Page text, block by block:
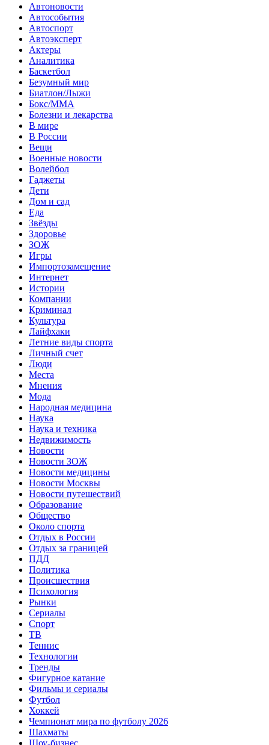
Автоновости
Автособытия
Автоспорт
Автоэксперт
Актеры
Аналитика
Баскетбол
Безумный мир
Биатлон/Лыжи
Бокс/MMA
Болезни и лекарства
В мире
В России
Вещи
Военные новости
Волейбол
Гаджеты
Дети
Дом и сад
Еда
Звёзды
Здоровье
ЗОЖ
Игры
Импортозамещение
Интернет
Истории
Компании
Криминал
Культура
Лайфхаки
Летние виды спорта
Личный счет
Люди
Места
Мнения
Мода
Народная медицина
Наука
Наука и техника
Недвижимость
Новости
Новости ЗОЖ
Новости медицины
Новости Москвы
Новости путешествий
Образование
Общество
Около спорта
Отдых в России
Отдых за границей
ПДД
Политика
Происшествия
Психология
Рынки
Сериалы
Спорт
ТВ
Теннис
Технологии
Тренды
Фигурное катание
Фильмы и сериалы
Футбол
Хоккей
Чемпионат мира по футболу 2026
Шахматы
Шоу-бизнес